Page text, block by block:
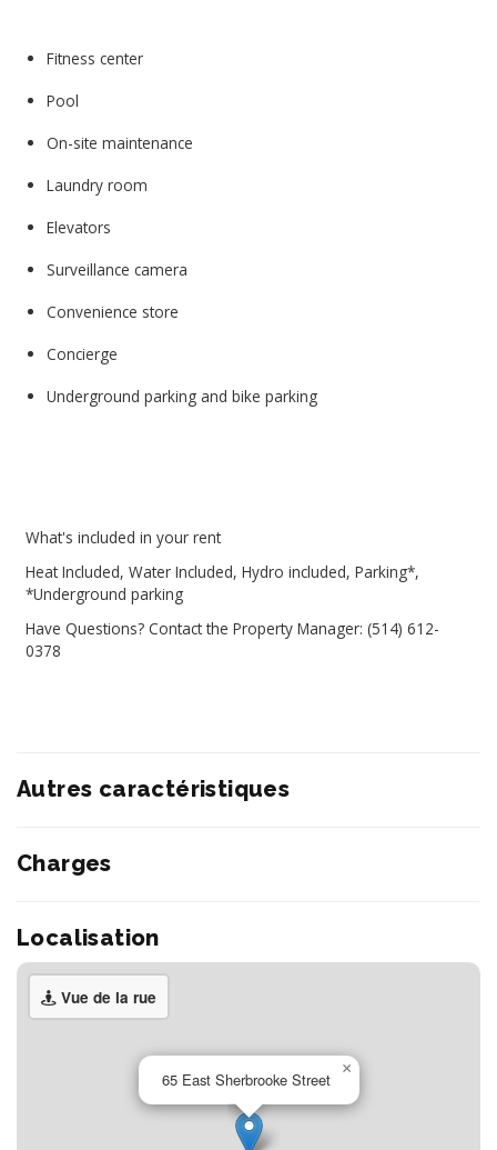
Fitness center
Pool
On-site maintenance
Laundry room
Elevators
Surveillance camera
Convenience store
Concierge
Underground parking and bike parking
What's included in your rent
Heat Included, Water Included, Hydro included, Parking*,
*Underground parking
Have Questions? Contact the Property Manager: (514) 612-
0378
Autres caractéristiques
Charges
Localisation
Vue de la rue
65 East Sherbrooke Street
×